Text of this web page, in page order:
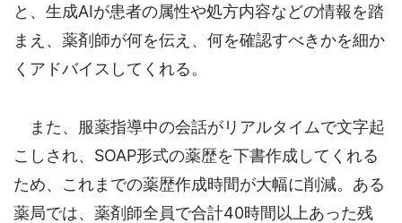
と、生成AIが患者の属性や処方内容などの情報を踏
まえ、薬剤師が何を伝え、何を確認すべきかを細か
くアドバイスしてくれる。
また、服薬指導中の会話がリアルタイムで文字起
こしされ、SOAP形式の薬歴を下書作成してくれる
ため、これまでの薬歴作成時間が大幅に削減。ある
薬局では、薬剤師全員で合計40時間以上あった残